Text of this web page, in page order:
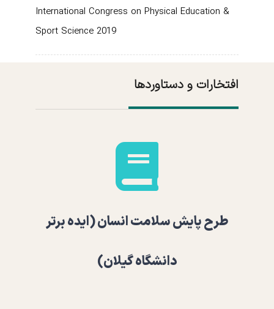
International Congress on Physical Education &
Sport Science 2019
افتخارات و دستاوردها
طرح پایش سلامت انسان (ایده برتر
دانشگاه گیلان)